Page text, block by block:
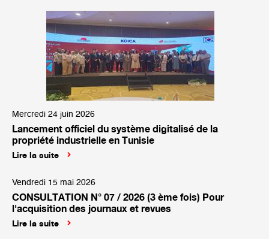
Mercredi 24 juin 2026
Lancement officiel du système digitalisé de la
propriété industrielle en Tunisie
Lire la suite
Vendredi 15 mai 2026
CONSULTATION N° 07 / 2026 (3 ème fois) Pour
l'acquisition des journaux et revues
Lire la suite